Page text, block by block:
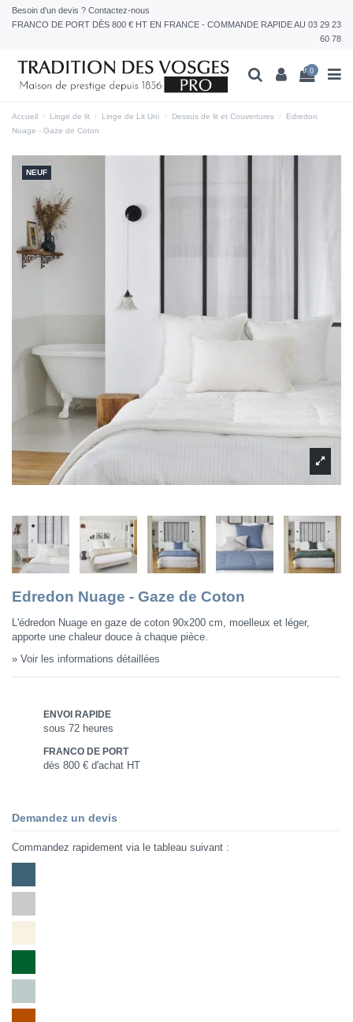
Besoin d'un devis ? Contactez-nous
FRANCO DE PORT DÈS 800 € HT EN FRANCE - COMMANDE RAPIDE AU 03 29 23
60 78
0
Accueil Linge de lit Linge de Lit Uni Dessus de lit et Couvertures
Edredon
Nuage - Gaze de Coton
NEUF
Edredon Nuage - Gaze de Coton
L'édredon Nuage en gaze de coton 90x200 cm, moelleux et léger,
apporte une chaleur douce à chaque pièce.
» Voir les informations détaillées
ENVOI RAPIDE
sous 72 heures
FRANCO DE PORT
dès 800 € d'achat HT
Demandez un devis
Commandez rapidement via le tableau suivant :